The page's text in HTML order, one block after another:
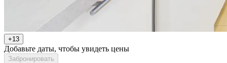
+13
Добавьте даты, чтобы увидеть цены
Забронировать